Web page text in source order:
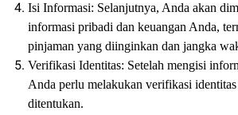
Isi Informasi: Selanjutnya, Anda akan
informasi pribadi dan keuangan Anda,
pinjaman yang diinginkan dan jangka
Verifikasi Identitas: Setelah mengisi
Anda perlu melakukan verifikasi
ditentukan.